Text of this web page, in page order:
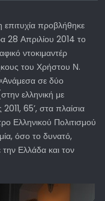
επιτυχία προβλήθηκε
28 Απριλίου 2014 το
ντοκιμαντέρ
του Χρήστου Ν.
σε δύο
ελληνική με
65’, στα πλαίσια
Ελληνικού Πολιτισμού
όσο το δυνατό,
την Ελλάδα και τον